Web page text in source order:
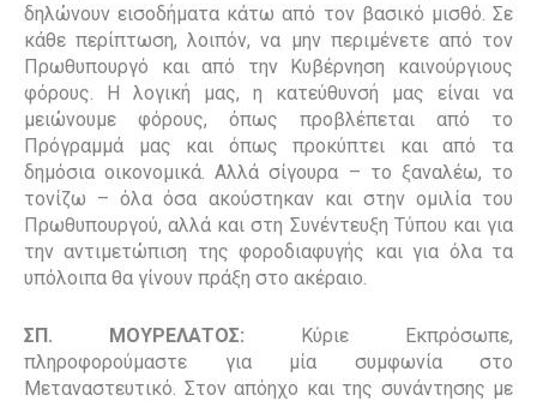
δηλώνουν εισοδήματα κάτω από τον βασικό μισθό. Σε
κάθε περίπτωση, λοιπόν, να μην περιμένετε από τον
Πρωθυπουργό και από την Κυβέρνηση καινούργιους
φόρους. Η λογική μας, η κατεύθυνσή μας είναι να
μειώνουμε φόρους, όπως προβλέπεται από το
Πρόγραμμά μας και όπως προκύπτει και από τα
δημόσια οικονομικά. Αλλά σίγουρα – το ξαναλέω, το
τονίζω – όλα όσα ακούστηκαν και στην ομιλία του
Πρωθυπουργού, αλλά και στη Συνέντευξη Τύπου και για
την αντιμετώπιση της φοροδιαφυγής και για όλα τα
υπόλοιπα θα γίνουν πράξη στο ακέραιο.
ΣΠ. ΜΟΥΡΕΛΑΤΟΣ: Κύριε Εκπρόσωπε,
πληροφορούμαστε για μία συμφωνία στο
Μεταναστευτικό. Στον απόηχο και της συνάντησης με